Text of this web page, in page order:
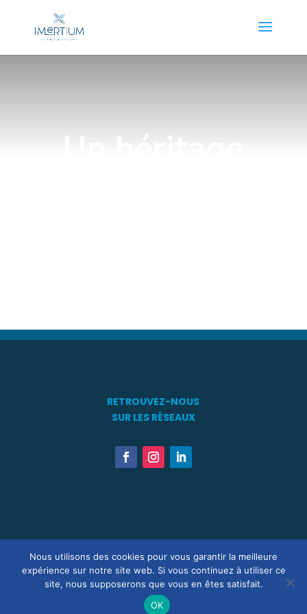
Un héritage
RETROUVEZ-NOUS
SUR LES RÉSEAUX
Maritime en Méditérranée –Mentions Légales–R.G.P.D.–Statuts
– Site développé parGDA Consulting SAS&LES NOUVEAUX
CRÉATEURS®
Nous utilisons des cookies pour vous garantir la meilleure
expérience sur notre site web. Si vous continuez à utiliser ce
site, nous supposerons que vous en êtes satisfait.
OK